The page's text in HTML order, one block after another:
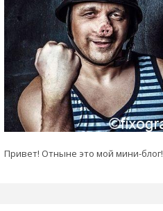
Привет! Отныне это мой мини-блог!